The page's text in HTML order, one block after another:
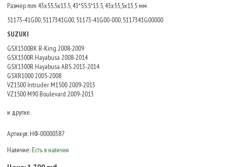
Размер mm 43x55.5x13.5, 43*55.5*13.5, 43х55,5х13,5 мм
51173-41G00, 5117341G00, 51173-41G00-000, 5117341G00000
SUZUKI
GSX1300BK B-King 2008-2009
GSX1300R Hayabusa 2008-2014
GSX1300R Hayabusa ABS 2013-2014
GSXR1000 2005-2008
VZ1500 Intruder M1500 2009-2013
VZ1500 M90 Boulevard 2009-2013
и другие.
Артикул: НФ-00000387
Наличие: Есть в наличии